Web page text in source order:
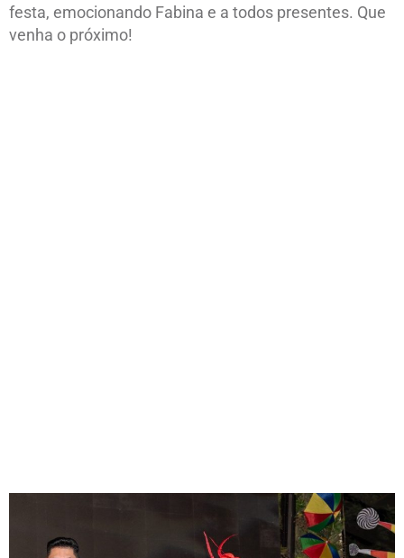
festa, emocionando Fabina e a todos presentes. Que
venha o próximo!